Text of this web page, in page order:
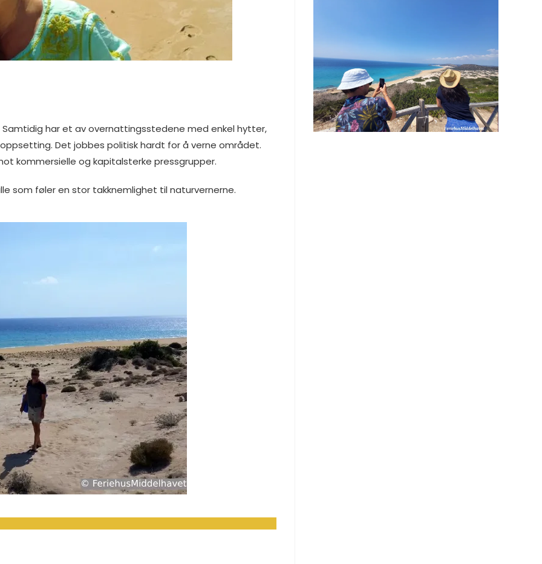
Samtidig har et av overnattingsstedene med enkel hytter,
Det jobbes politisk hardt for å verne området.
kommersielle og kapitalsterke pressgrupper.
som føler en stor takknemlighet til naturvernerne.